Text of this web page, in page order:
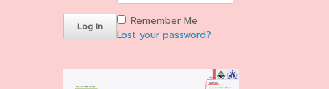
Remember Me
Lost your password?